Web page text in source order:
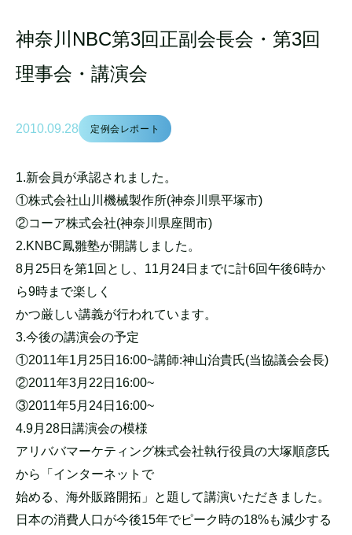
神奈川NBC第3回正副会長会・第3回
理事会・講演会
2010.09.28 定例会レポート
1.新会員が承認されました。
①株式会社山川機械製作所(神奈川県平塚市)
②コーア株式会社(神奈川県座間市)
2.KNBC鳳雛塾が開講しました。
8月25日を第1回とし、11月24日までに計6回午後6時か
ら9時まで楽しく
かつ厳しい講義が行われています。
3.今後の講演会の予定
①2011年1月25日16:00~講師:神山治貴氏(当協議会会長)
②2011年3月22日16:00~
③2011年5月24日16:00~
4.9月28日講演会の模様
アリババマーケティング株式会社執行役員の大塚順彦氏
から「インターネットで
始める、海外販路開拓」と題して講演いただきました。
日本の消費人口が今後15年でピーク時の18%も減少する